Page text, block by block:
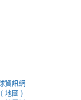
資訊網
地圖 )